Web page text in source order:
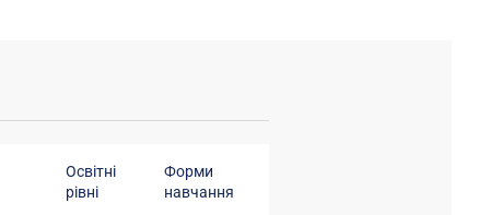
Освітні
рівні
Форми
навчання